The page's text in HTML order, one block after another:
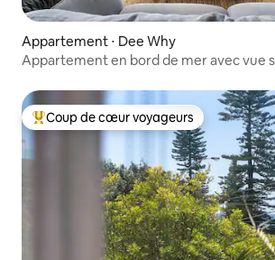
Appartement ⋅ Dee Why
Appartement en bord de mer avec vue
Coups de cœur voyageurs les plus
Coup de cœur voyageurs